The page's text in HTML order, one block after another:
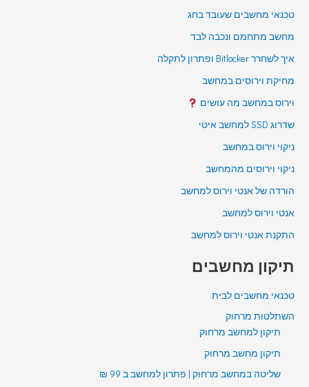
טכנאי מחשבים שעובד בחג
מחשב מתחמם ונכבה לבד
איך לשחרר Bitlocker ופתרון לתקלה
מחיקת וירוסים במחשב
וירוס במחשב מה עושים
שדרוג SSD למחשב איטי
ניקוי וירוס במחשב
ניקוי וירוסים מהמחשב
הורדה של אנטי וירוס למחשב
אנטי וירוס למחשב
התקנת אנטי וירוס למחשב
תיקון מחשבים
טכנאי מחשבים לבית
השתלטות מרחוק
תיקון למחשב מרחוק
תיקון מחשב מרחוק
שליטה במחשב מרחוק | פתרון למחשב ב 99 ₪